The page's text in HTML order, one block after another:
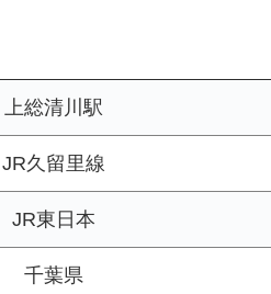
上総清川駅
JR久留里線
JR東日本
千葉県